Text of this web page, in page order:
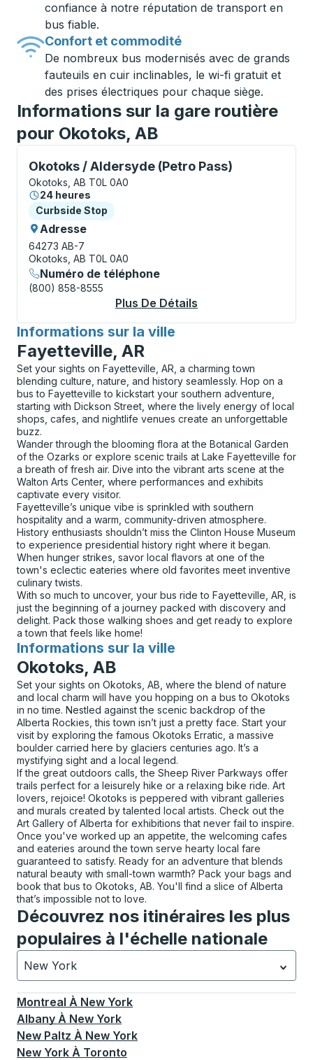
confiance à notre réputation de transport en
bus fiable.
Confort et commodité
De nombreux bus modernisés avec de grands
fauteuils en cuir inclinables, le wi-fi gratuit et
des prises électriques pour chaque siège.
Informations sur la gare routière
pour Okotoks, AB
Okotoks / Aldersyde (Petro Pass)
Curbside Stop, utilisez les touches fléchées ou la
Okotoks, AB T0L 0A0
24 heures
Curbside Stop
Curbside Stop
Adresse
64273 AB-7
Okotoks, AB T0L 0A0
Numéro de téléphone
(800) 858-8555
Plus De Détails
Informations sur la ville
pour
Fayetteville, AR
Set your sights on Fayetteville, AR, a charming town
blending culture, nature, and history seamlessly. Hop on a
bus to Fayetteville to kickstart your southern adventure,
starting with Dickson Street, where the lively energy of local
shops, cafes, and nightlife venues create an unforgettable
buzz.
Wander through the blooming flora at the Botanical Garden
of the Ozarks or explore scenic trails at Lake Fayetteville for
a breath of fresh air. Dive into the vibrant arts scene at the
Walton Arts Center, where performances and exhibits
captivate every visitor.
Fayetteville’s unique vibe is sprinkled with southern
hospitality and a warm, community-driven atmosphere.
History enthusiasts shouldn’t miss the Clinton House Museum
to experience presidential history right where it began.
When hunger strikes, savor local flavors at one of the
town's eclectic eateries where old favorites meet inventive
culinary twists.
With so much to uncover, your bus ride to Fayetteville, AR, is
just the beginning of a journey packed with discovery and
delight. Pack those walking shoes and get ready to explore
a town that feels like home!
Informations sur la ville
pour
Okotoks, AB
Set your sights on Okotoks, AB, where the blend of nature
and local charm will have you hopping on a bus to Okotoks
in no time. Nestled against the scenic backdrop of the
Alberta Rockies, this town isn’t just a pretty face. Start your
visit by exploring the famous Okotoks Erratic, a massive
boulder carried here by glaciers centuries ago. It’s a
mystifying sight and a local legend.
If the great outdoors calls, the Sheep River Parkways offer
trails perfect for a leisurely hike or a relaxing bike ride. Art
lovers, rejoice! Okotoks is peppered with vibrant galleries
and murals created by talented local artists. Check out the
Art Gallery of Alberta for exhibitions that never fail to inspire.
Once you've worked up an appetite, the welcoming cafes
and eateries around the town serve hearty local fare
guaranteed to satisfy. Ready for an adventure that blends
natural beauty with small-town warmth? Pack your bags and
book that bus to Okotoks, AB. You'll find a slice of Alberta
that’s impossible not to love.
Découvrez nos itinéraires les plus
populaires à l'échelle nationale
New York
Actuellement sélectionné: New York.La sélection est
Montreal À New York
Albany À New York
New Paltz À New York
New York À Toronto